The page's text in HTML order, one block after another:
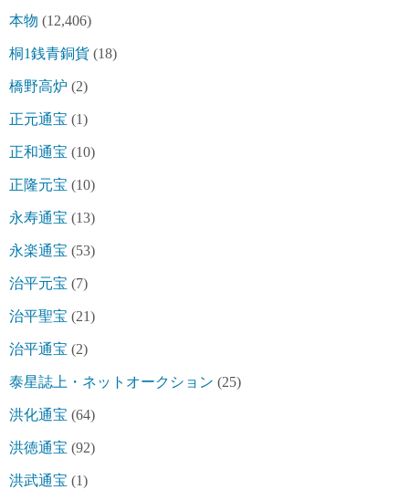
本物 (12,406)
桐1銭青銅貨 (18)
橋野高炉 (2)
正元通宝 (1)
正和通宝 (10)
正隆元宝 (10)
永寿通宝 (13)
永楽通宝 (53)
治平元宝 (7)
治平聖宝 (21)
治平通宝 (2)
泰星誌上・ネットオークション (25)
洪化通宝 (64)
洪徳通宝 (92)
洪武通宝 (1)